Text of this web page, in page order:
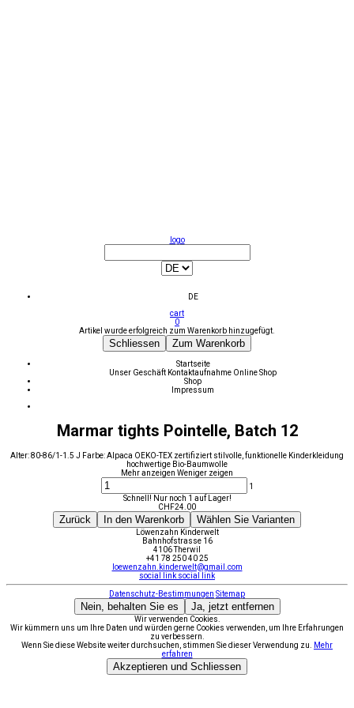
logo
DE
cart
0
Artikel wurde erfolgreich zum Warenkorb hinzugefügt.
Schliessen Zum Warenkorb
Startseite
Unser Geschäft Kontaktaufnahme Online Shop
Shop
Impressum
Marmar tights Pointelle, Batch 12
Alter: 80-86/1-1.5 J Farbe: Alpaca OEKO-TEX zertifiziert stilvolle, funktionelle Kinderkleidung
hochwertige Bio-Baumwolle
Mehr anzeigen Weniger zeigen
1
Schnell! Nur noch 1 auf Lager!
CHF24.00
Zurück In den Warenkorb Wählen Sie Varianten
Löwenzahn Kinderwelt
Bahnhofstrasse 16
4106 Therwil
+41 78 250 40 25
loewenzahn.kinderwelt@gmail.com
social link social link
Datenschutz-Bestimmungen Sitemap
Nein, behalten Sie es Ja, jetzt entfernen
Wir verwenden Cookies.
Wir kümmern uns um Ihre Daten und würden gerne Cookies verwenden, um Ihre Erfahrungen
zu verbessern.
Wenn Sie diese Website weiter durchsuchen, stimmen Sie dieser Verwendung zu.
Mehr
erfahren
Akzeptieren und Schliessen